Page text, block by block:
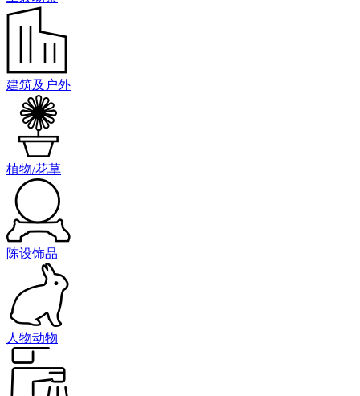
建筑及户外
植物/花草
陈设饰品
人物动物